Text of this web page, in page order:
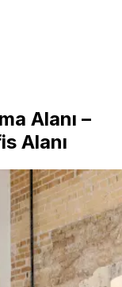
Alanı –
Alanı